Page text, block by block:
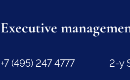
Executive
+7 (495) 247 4777
2-y